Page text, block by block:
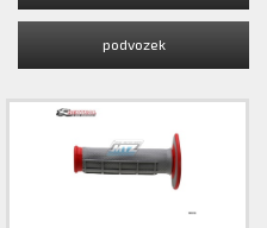
podvozek